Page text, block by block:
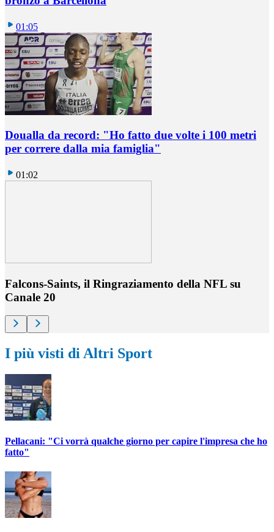
01:05
Doualla da record: "Ho fatto due volte i 100 metri
per correre dalla mia famiglia"
01:02
Falcons-Saints, il Ringraziamento della NFL su
Canale 20
I più visti di Altri Sport
Pellacani: "Ci vorrà qualche giorno per capire l'impresa che ho
fatto"